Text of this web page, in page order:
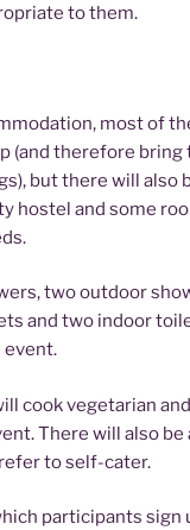
to them.
most of
(and therefore
but there will also
hostel and some
two outdoor
and two indoor
event.
cook vegetarian
There will also be
to self-cater.
participants sign